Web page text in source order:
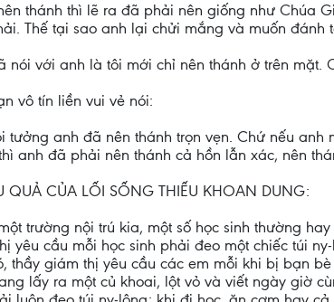
thánh thì lẽ ra đã phải nên giống như Chúa
Thế tại sao anh lại chửi mắng và muốn
nói với anh là tôi mới chỉ nên thánh ở trên
vô tín liền vui vẻ nói:
tưởng anh đã nên thánh trọn vẹn. Chứ nếu
anh đã phải nên thánh cả hồn lẫn xác, nên
QUẢ CỦA LỐI SỐNG THIẾU KHOAN DUNG:
trường nội trú kia, một số học sinh thường
yêu cầu mỗi học sinh phải đeo một chiếc túi
thầy giám thị yêu cầu các em mỗi khi bị bạn
lấy ra một củ khoai, lột vỏ và viết ngày giờ